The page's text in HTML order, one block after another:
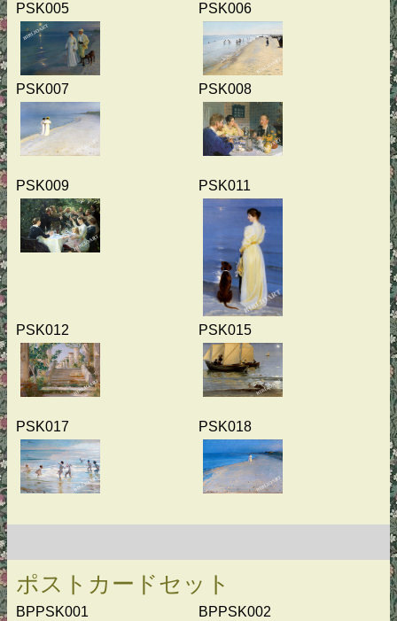
PSK005 PSK006
PSK007 PSK008
PSK009 PSK011
PSK012 PSK015
PSK017 PSK018
ポストカードセット
BPPSK001 BPPSK002